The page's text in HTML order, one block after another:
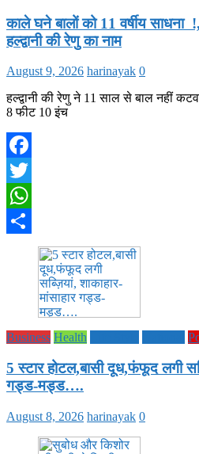
काले घने बालों को 11 वर्षीय साधना
हल्द्वानी की रेणु का नाम
August 9, 2026 harinayak 0
हल्द्वानी की रेणु ने 11 साल से बाल नहीं
8 फीट 10 इंच
Facebook
Twitter
WhatsApp
Business Health
5 स्टार होटल,बासी दूध,फंफूद लगी
गड्ड-मड्ड….
August 8, 2026 harinayak 0